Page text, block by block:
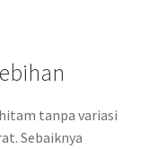
tanpa variasi
Sebaiknya